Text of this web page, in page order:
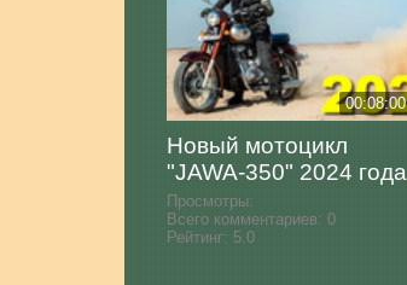
00:08:00
Новый мотоцикл
"JAWA-350" 2024 года
Просмотры:
Всего комментариев: 0
Рейтинг: 5.0